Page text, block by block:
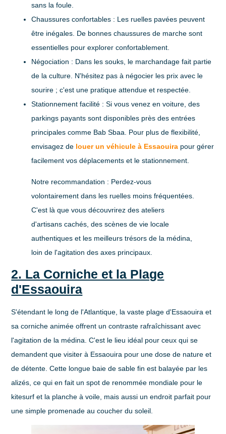
sans la foule.
Chaussures confortables : Les ruelles pavées peuvent
être inégales. De bonnes chaussures de marche sont
essentielles pour explorer confortablement.
Négociation : Dans les souks, le marchandage fait partie
de la culture. N'hésitez pas à négocier les prix avec le
sourire ; c'est une pratique attendue et respectée.
Stationnement facilité : Si vous venez en voiture, des
parkings payants sont disponibles près des entrées
principales comme Bab Sbaa. Pour plus de flexibilité,
envisagez de louer un véhicule à Essaouira pour gérer
facilement vos déplacements et le stationnement.
Notre recommandation : Perdez-vous
volontairement dans les ruelles moins fréquentées.
C'est là que vous découvrirez des ateliers
d'artisans cachés, des scènes de vie locale
authentiques et les meilleurs trésors de la médina,
loin de l'agitation des axes principaux.
2. La Corniche et la Plage
d'Essaouira
S'étendant le long de l'Atlantique, la vaste plage d'Essaouira et
sa corniche animée offrent un contraste rafraîchissant avec
l'agitation de la médina. C'est le lieu idéal pour ceux qui se
demandentque visiter à Essaouira pour une dose de nature et
de détente. Cette longue baie de sable fin est balayée par les
alizés, ce qui en fait un spot de renommée mondiale pour le
kitesurf et la planche à voile, mais aussi un endroit parfait pour
une simple promenade au coucher du soleil.